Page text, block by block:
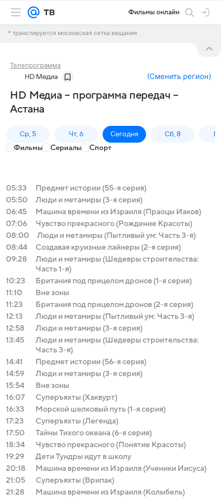
Фильмы онлайн
* транслируется московская сетка вещания
Телепрограмма
HD Медиа (Сменить регион)
HD Медиа – программа передач –
Астана
Ср, 5 Чт, 6 Сегодня Сб, 8
Фильмы Сериалы Спорт
05:33
Предмет истории (55-я серия)
05:50
Люди и метамиры (3-я серия)
06:45
Машина времени из Израиля (Праоцы Иаков)
07:06
Чувство прекрасного (Рождение Красоты)
08:00
Люди и метамиры (Пытливый ум: Часть 3-я)
08:44
Создавая круизные лайнеры (2-я серия)
09:28
Люди и метамиры (Шедевры строительства:
Часть 1-я)
10:23
Британия под прицелом дронов (1-я серия)
11:10
Вне зоны
11:23
Британия под прицелом дронов (2-я серия)
12:13
Люди и метамиры (Пытливый ум: Часть 3-я)
12:58
Люди и метамиры (3-я серия)
13:45
Люди и метамиры (Шедевры строительства:
Часть 3-я)
14:41
Предмет истории (56-я серия)
14:59
Люди и метамиры (3-я серия)
15:54
Вне зоны
16:07
Суперъяхты (Хаквурт)
16:33
Морской шелковый путь (1-я серия)
17:23
Суперъяхты (Легенда)
17:50
Тайны Тихого океана (6-я серия)
18:34
Чувство прекрасного (Понятие Красоты)
19:29
Дети Тундры идут в школу
20:18
Машина времени из Израиля (Ученики Иисуса)
21:05
Суперъяхты (Врипак)
21:28
Машина времени из Израиля (Колыбель)